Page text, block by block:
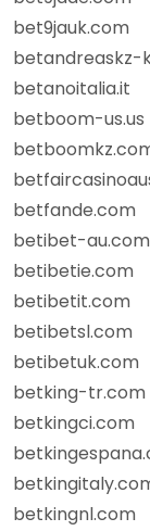
bet9jauk.com
betandreaskz-
betanoitalia.it
betboom-us.us
betfande.com
betibet-au.com
betibetie.com
betibetit.com
betibetsl.com
betibetuk.com
betking-tr.com
betkingci.com
betkingnl.com